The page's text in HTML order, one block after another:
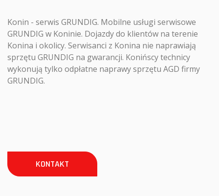
Konin - serwis GRUNDIG. Mobilne usługi serwisowe
GRUNDIG w Koninie. Dojazdy do klientów na terenie
Konina i okolicy. Serwisanci z Konina nie naprawiają
sprzętu GRUNDIG na gwarancji. Konińscy technicy
wykonują tylko odpłatne naprawy sprzętu AGD firmy
GRUNDIG.
KONTAKT